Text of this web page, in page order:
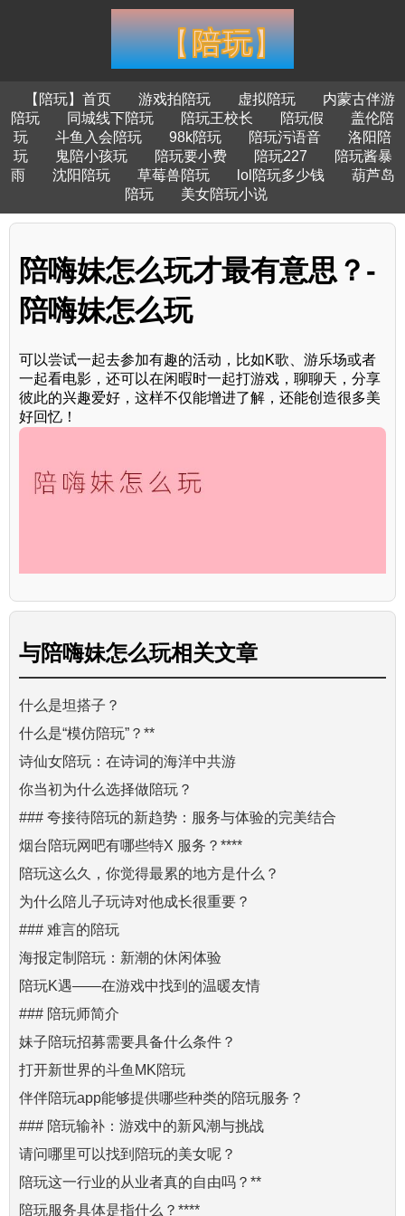
【陪玩】首页 游戏拍陪玩 虚拟陪玩
内蒙古伴游
陪玩
同城线下陪玩 陪玩王校长 陪玩假
盖伦陪
玩
斗鱼入会陪玩 98k陪玩 陪玩污语音
洛阳陪
玩
鬼陪小孩玩 陪玩要小费 陪玩227
陪玩酱暴
雨
沈阳陪玩 草莓兽陪玩 lol陪玩多少钱
葫芦岛
陪玩
美女陪玩小说
陪嗨妹怎么玩才最有意思？-
陪嗨妹怎么玩
可以尝试一起去参加有趣的活动，比如K歌、游乐场或者
一起看电影，还可以在闲暇时一起打游戏，聊聊天，分享
彼此的兴趣爱好，这样不仅能增进了解，还能创造很多美
好回忆！
与陪嗨妹怎么玩相关文章
什么是坦搭子？
什么是“模仿陪玩”？**
诗仙女陪玩：在诗词的海洋中共游
你当初为什么选择做陪玩？
### 夸接待陪玩的新趋势：服务与体验的完美结合
烟台陪玩网吧有哪些特X 服务？****
陪玩这么久，你觉得最累的地方是什么？
为什么陪儿子玩诗对他成长很重要？
### 难言的陪玩
海报定制陪玩：新潮的休闲体验
陪玩K遇——在游戏中找到的温暖友情
### 陪玩师简介
妹子陪玩招募需要具备什么条件？
打开新世界的斗鱼MK陪玩
伴伴陪玩app能够提供哪些种类的陪玩服务？
### 陪玩输补：游戏中的新风潮与挑战
请问哪里可以找到陪玩的美女呢？
陪玩这一行业的从业者真的自由吗？**
陪玩服务具体是指什么？****